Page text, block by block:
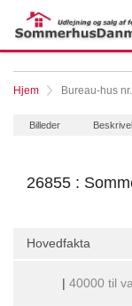
Hjem Bureau-hus
Billeder
26855 :
Hovedfakta
| 40000 til